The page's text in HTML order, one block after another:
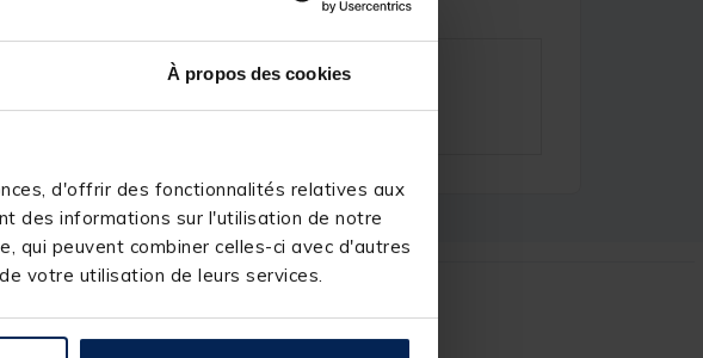
À propos des cookies
d'offrir des fonctionnalités relatives aux
des informations sur l'utilisation de notre
qui peuvent combiner celles-ci avec d'autres
votre utilisation de leurs services.
intéresser :